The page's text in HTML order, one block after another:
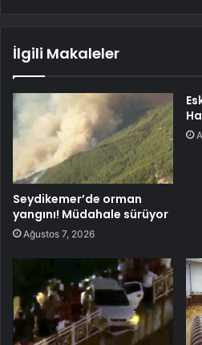
İlgili Makaleler
Seydikemer’de orman
yangını! Müdahale sürüyor
Ağustos 7, 2026